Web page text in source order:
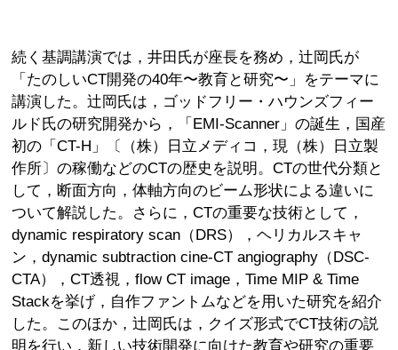
続く基調講演では，井田氏が座長を務め，辻岡氏が
「たのしいCT開発の40年〜教育と研究〜」をテーマに
講演した。辻岡氏は，ゴッドフリー・ハウンズフィー
ルド氏の研究開発から，「EMI-Scanner」の誕生，国産
初の「CT-H」〔（株）日立メディコ，現（株）日立製
作所〕の稼働などのCTの歴史を説明。CTの世代分類と
して，断面方向，体軸方向のビーム形状による違いに
ついて解説した。さらに，CTの重要な技術として，
dynamic respiratory scan（DRS），ヘリカルスキャ
ン，dynamic subtraction cine-CT angiography（DSC-
CTA），CT透視，flow CT image，Time MIP & Time
Stackを挙げ，自作ファントムなどを用いた研究を紹介
した。このほか，辻岡氏は，クイズ形式でCT技術の説
明を行い，新しい技術開発に向けた教育や研究の重要